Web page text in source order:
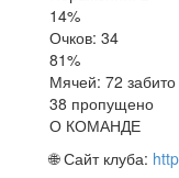
14%
Очков: 34
81%
Мячей: 72 забито
38 пропущено
О КОМАНДЕ
🌐 Сайт клуба: